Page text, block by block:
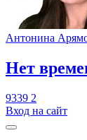
Антонина
​Нет
9339 2
Вход на сайт